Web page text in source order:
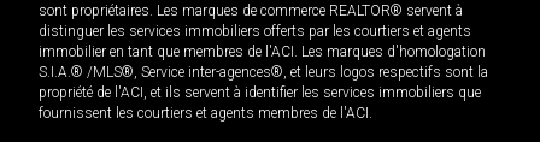
sont propriétaires. Les marques de commerce REALTOR® servent à
distinguer les services immobiliers offerts par les courtiers et agents
immobilier en tant que membres de l'ACI. Les marques d'homologation
S.I.A.® /MLS®, Service inter-agences®, et leurs logos respectifs sont la
propriété de l'ACI, et ils servent à identifier les services immobiliers que
fournissent les courtiers et agents membres de l'ACI.